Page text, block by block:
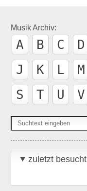
Musik Archiv:
A B C D
J
K L M
S
T U V
Suchen
zuletzt besucht